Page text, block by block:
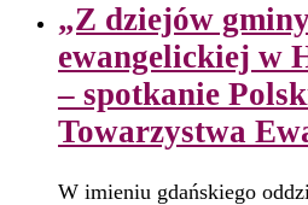
„Z dziejów
ewangelickiej w
– spotkanie
Towarzystwa
W imieniu gdańskiego